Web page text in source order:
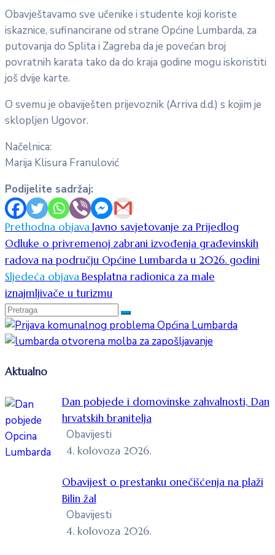
Obavještavamo sve učenike i studente koji koriste
iskaznice, sufinancirane od strane Općine Lumbarda, za
putovanja do Splita i Zagreba da je povećan broj
povratnih karata tako da do kraja godine mogu iskoristiti
još dvije karte.
O svemu je obaviješten prijevoznik (Arriva d.d.) s kojim je
sklopljen Ugovor.
Načelnica:
Marija Klisura Franulović
Podijelite sadržaj:
Prethodna objavaJavno savjetovanje za Prijedlog
Odluke o privremenoj zabrani izvođenja građevinskih
radova na području Općine Lumbarda u 2026. godini
Sljedeća objavaBesplatna radionica za male
iznajmljivače u turizmu
Aktualno
Dan pobjede i domovinske zahvalnosti, Dan
hrvatskih branitelja
Obavijesti
4. kolovoza 2026.
Obavijest o prestanku onečišćenja na plaži
Bilin žal
Obavijesti
4. kolovoza 2026.